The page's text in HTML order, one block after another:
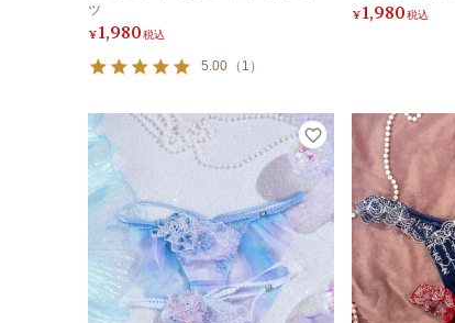
ツ
¥1,980税込
5.00 （ 1 ）
¥1,980税込